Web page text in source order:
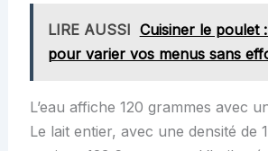
LIRE AUSSI Cuisiner le poulet
pour varier vos menus sans
L’eau affiche 120 grammes avec
Le lait entier, avec une densité de